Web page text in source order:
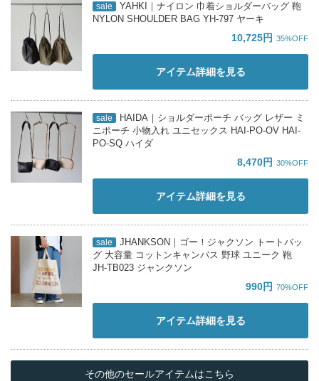
sale
YAHKI｜ナイロン 巾着ショルダーバッグ 鞄
NYLON SHOULDER BAG YH-797 ヤーキ
10,725円 35%OFF
アイテム詳細を見る
sale
HAIDA｜ショルダーポーチ バッグ レザー ミ
ニポーチ 小物入れ ユニセックス HAI-PO-OV HAI-
PO-SQ ハイダ
8,470円 30%OFF
アイテム詳細を見る
sale
JHANKSON｜ゴー！ジャクソン トートバッ
グ 大容量 コットンキャンバス 野球 ユニーク 鞄
JH-TB023 ジャンクソン
990円 70%OFF
アイテム詳細を見る
その他のセールアイテムはこちら